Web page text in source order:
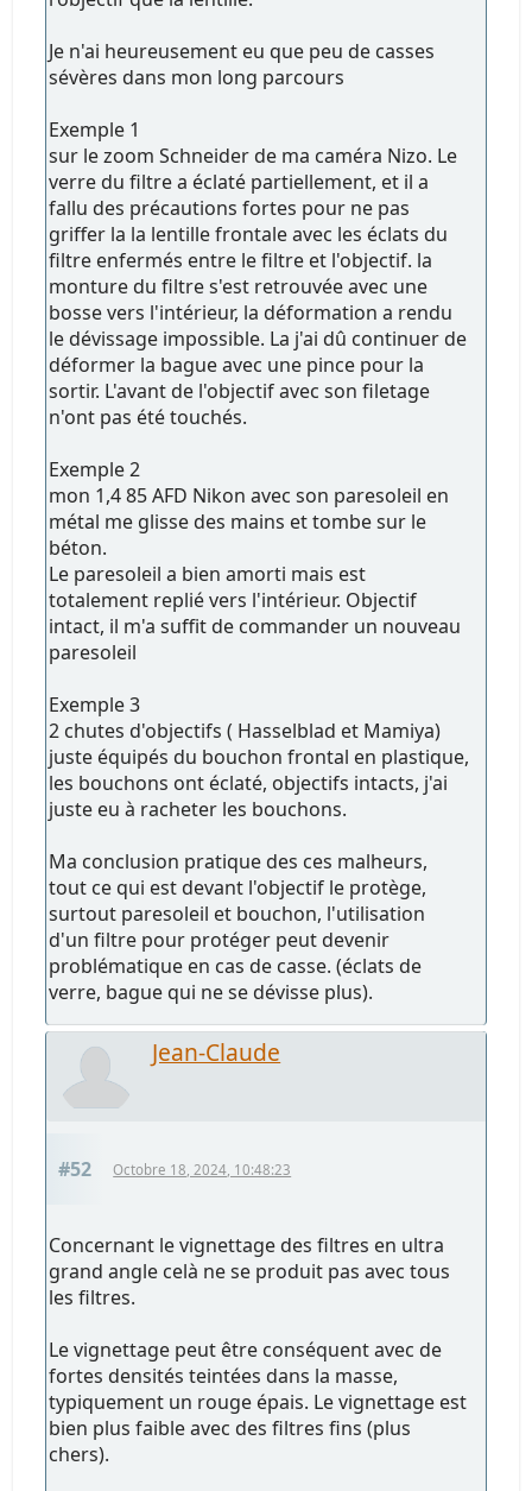
Je n'ai heureusement eu que peu de casses
sévères dans mon long parcours
Exemple 1
sur le zoom Schneider de ma caméra Nizo. Le
verre du filtre a éclaté partiellement, et il a
fallu des précautions fortes pour ne pas
griffer la la lentille frontale avec les éclats du
filtre enfermés entre le filtre et l'objectif. la
monture du filtre s'est retrouvée avec une
bosse vers l'intérieur, la déformation a rendu
le dévissage impossible. La j'ai dû continuer de
déformer la bague avec une pince pour la
sortir. L'avant de l'objectif avec son filetage
n'ont pas été touchés.
Exemple 2
mon 1,4 85 AFD Nikon avec son paresoleil en
métal me glisse des mains et tombe sur le
béton.
Le paresoleil a bien amorti mais est
totalement replié vers l'intérieur. Objectif
intact, il m'a suffit de commander un nouveau
paresoleil
Exemple 3
2 chutes d'objectifs ( Hasselblad et Mamiya)
juste équipés du bouchon frontal en plastique,
les bouchons ont éclaté, objectifs intacts, j'ai
juste eu à racheter les bouchons.
Ma conclusion pratique des ces malheurs,
tout ce qui est devant l'objectif le protège,
surtout paresoleil et bouchon, l'utilisation
d'un filtre pour protéger peut devenir
problématique en cas de casse. (éclats de
verre, bague qui ne se dévisse plus).
Jean-Claude
#52 Octobre 18, 2024, 10:48:23
Concernant le vignettage des filtres en ultra
grand angle celà ne se produit pas avec tous
les filtres.
Le vignettage peut être conséquent avec de
fortes densités teintées dans la masse,
typiquement un rouge épais. Le vignettage est
bien plus faible avec des filtres fins (plus
chers).